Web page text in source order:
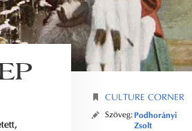
CULTURE CORNER
Szöveg:Podhorányi
Zsolt